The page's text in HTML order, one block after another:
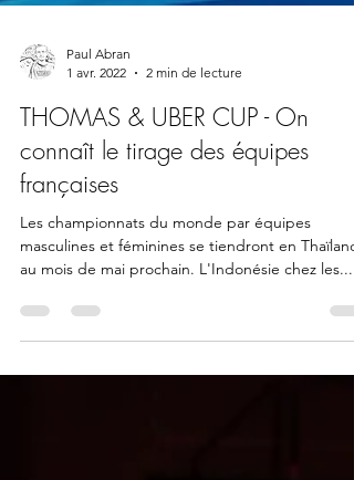
1 avr. 2022
2 min de lecture
THOMAS & UBER CUP - On
connaît le tirage des équipes
françaises
Les championnats du monde par équipes
au mois de mai prochain. L'Indonésie chez les...